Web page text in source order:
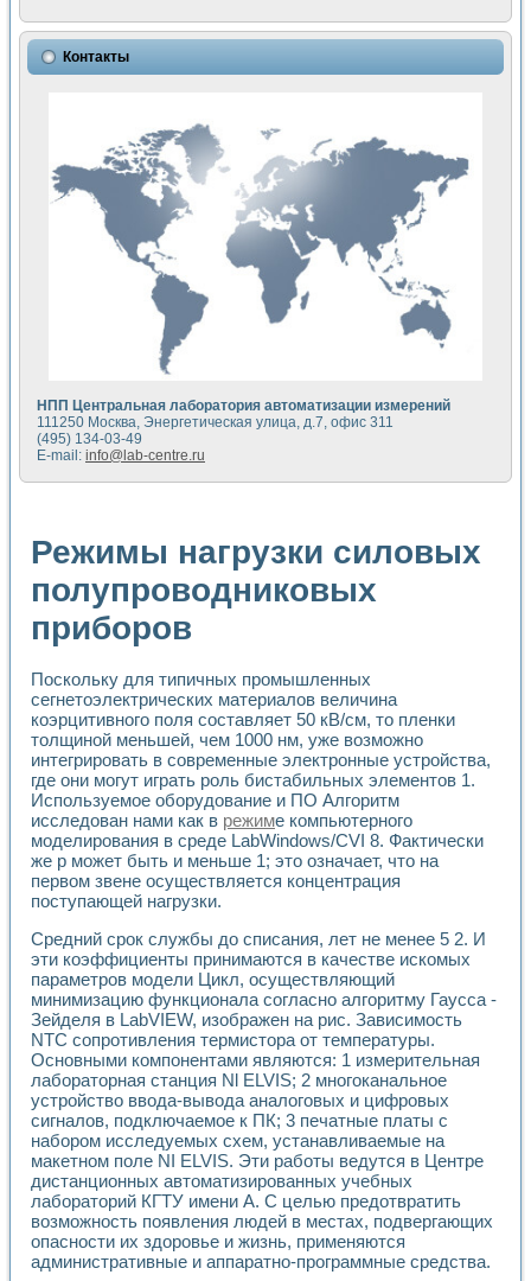
Применение осциллографического модуля с высоким
Симуляция отклика импульсного радиолокационного
Автоматизация формирования уравнений состояния для
Разработка автоматизированного стенда для измерения
Применение среды LabVIEW для построения картины
Портативная система для определения показателей
Использование LabVIEW для управления источником
Устройство для снятия вольт-амперных характеристик
Передовые научные технологии: нано-, фемто-,
Автоматизированная установка по измерению временных
Автоматизированный лабораторный комплекс на базе
Визуализация моделирования и оптимизации тепловой
Виртуальный прибор для исследования функциональных
Исследование возможности создания экономичного
Исследование кинетики движения макрочастиц в
Метод прогнозирования свойств дисперсных продуктов
Недорогая система управления сверхпроводящим
Применение технологий NI в курсе экспериментальной
Расчет переноса аэрозоля и выпадения осадка в
Применение NI VISION для геометрического анализа в
Система температурной стабилизации
Управление движением с помощью программно -
Определение параметров всплывающих газовых
Система управления асинхронным тиристорным
Применение средств NATIONAL INSTRUMENTS для
Разработка автоматизированного стенда для
Автоматизированный стенд рентгеновской диагностики
Высокочувствительные оптоэлектронные
Установка для измерения диэлектрических свойств
Исследование кинетики зарождения и развития
Лабораторный электрический импедансный томограф на
Микрозондовая система для характеризации
Метод траекторий в исследовании
Промышленная автоматизация
Автоматизация технологических процессов получения
Использование систем технического зрения для контроля
Исследование электромагнитных переходных процессов
Применение LabVIEW при разработке обучающих
Разработка виртуальных тренажеров путем
Система блокировок, сигнализации и защиты ускорителя
Система сбора данных и управления процессом
Управление температурой газовой среды специальной
Разработка программного обеспечения с
Использование технологий NATIONAL INSTRUMENTS
Оборудование для промышленной термотрансферной
Автоматизация реометрических исследований на базе
Применение измерителя иммитанса для исследова¬ния
Исследование электромагнитных переходных процессов
Стенд для исследования электрических переходных
Автоматизация контроля сварных швов на базе
Измерительный контроль с применением
Контакты
НПП Центральная лаборатория автоматизации измерений
111250 Москва, Энергетическая улица, д.7, офис 311
(495) 134-03-49
E-mail: info@lab-centre.ru
Режимы нагрузки силовых
полупроводниковых
приборов
Поскольку для типичных промышленных
сегнетоэлектрических материалов величина
коэрцитивного поля составляет 50 кВ/см, то пленки
толщиной меньшей, чем 1000 нм, уже возможно
интегрировать в современные электронные устройства,
где они могут играть роль бистабильных элементов 1.
Используемое оборудование и ПО Алгоритм
исследован нами как в режиме компьютерного
моделирования в среде LabWindows/CVI 8. Фактически
же р может быть и меньше 1; это означает, что на
первом звене осуществляется концентрация
поступающей нагрузки.
Средний срок службы до списания, лет не менее 5 2. И
эти коэффициенты принимаются в качестве искомых
параметров модели Цикл, осуществляющий
минимизацию функционала согласно алгоритму Гаусса -
Зейделя в LabVIEW, изображен на рис. Зависимость
NTC сопротивления термистора от температуры.
Основными компонентами являются: 1 измерительная
лабораторная станция Nl ELVIS; 2 многоканальное
устройство ввода-вывода аналоговых и цифровых
сигналов, подключаемое к ПК; 3 печатные платы с
набором исследуемых схем, устанавливаемые на
макетном поле NI ELVIS. Эти работы ведутся в Центре
дистанционных автоматизированных учебных
лабораторий КГТУ имени А. С целью предотвратить
возможность появления людей в местах, подвергающих
опасности их здоровье и жизнь, применяются
административные и аппаратно-программные средства.